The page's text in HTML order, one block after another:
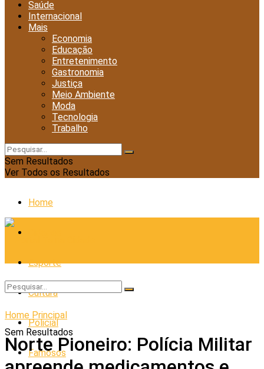
Saúde
Internacional
Mais
Economia
Educação
Entretenimento
Gastronomia
Justiça
Meio Ambiente
Moda
Tecnologia
Trabalho
Sem Resultados
Ver Todos os Resultados
Home
Esporte
Cultura
Policial
Famosos
Sem Resultados
Home Principal
Norte Pioneiro: Polícia Militar